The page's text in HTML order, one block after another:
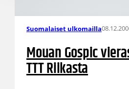
Suomalaiset ulkomailla
Mouan Gospic
TTT Riikasta